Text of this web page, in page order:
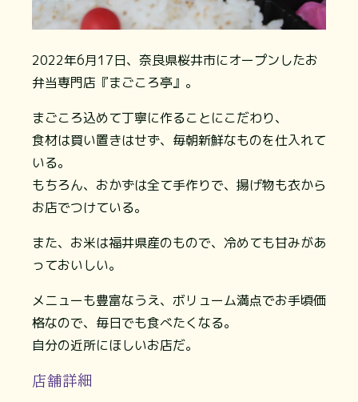
2022年6月17日、奈良県桜井市にオープンしたお
弁当専門店『まごころ亭』。
まごころ込めて丁寧に作ることにこだわり、
食材は買い置きはせず、毎朝新鮮なものを仕入れて
いる。
もちろん、おかずは全て手作りで、揚げ物も衣から
お店でつけている。
また、お米は福井県産のもので、冷めても甘みがあ
っておいしい。
メニューも豊富なうえ、ボリューム満点でお手頃価
格なので、毎日でも食べたくなる。
自分の近所にほしいお店だ。
店舗詳細